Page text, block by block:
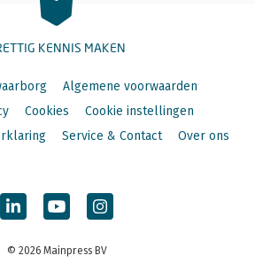
KENNIS MAKEN
Algemene voorwaarden
Cookies
Cookie instellingen
Service & Contact Over ons
© 2026 Mainpress BV